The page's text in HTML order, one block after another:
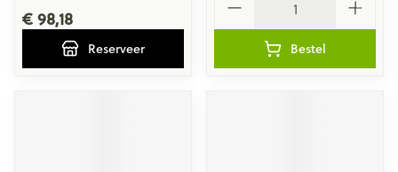
€ 98,18
Reserveer Bestel